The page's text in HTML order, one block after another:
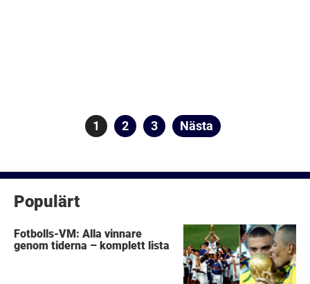
Sidnumrering
Sida
1 Sida
2 Sida
3 Nästa
Populärt
Fotbolls-VM: Alla vinnare
genom tiderna – komplett lista